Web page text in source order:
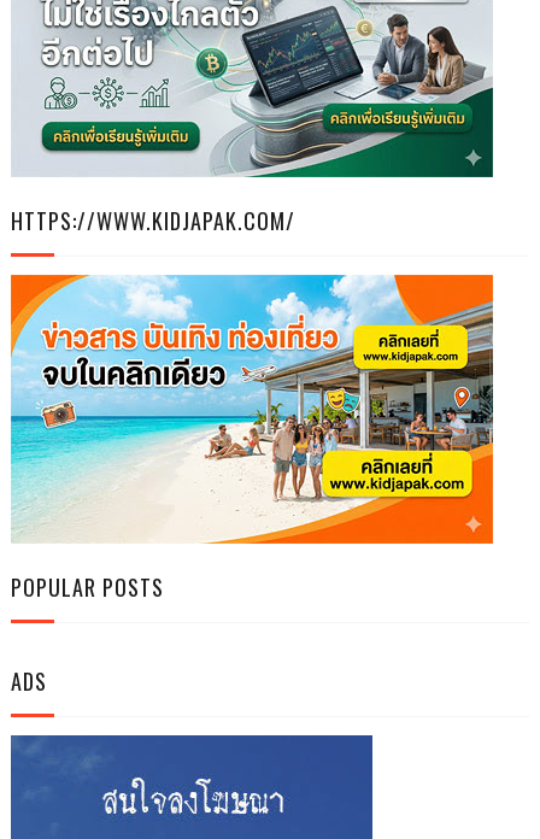
HTTPS://WWW.KIDJAPAK.COM/
POPULAR POSTS
ADS